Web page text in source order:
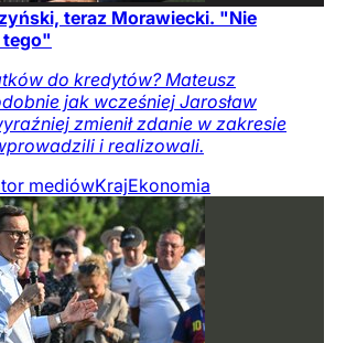
teraz Morawiecki. "Nie
tego"
do kredytów? Mateusz
jak wcześniej Jarosław
zmienił zdanie w zakresie
i realizowali.
mediówKrajEkonomia